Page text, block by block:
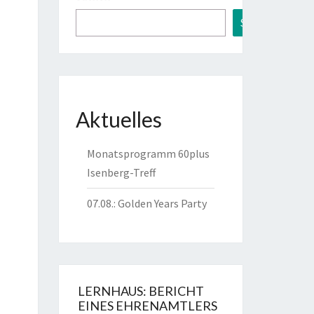
Suchen
Aktuelles
Monatsprogramm 60plus
Isenberg-Treff
07.08.: Golden Years Party
LERNHAUS: BERICHT
EINES EHRENAMTLERS